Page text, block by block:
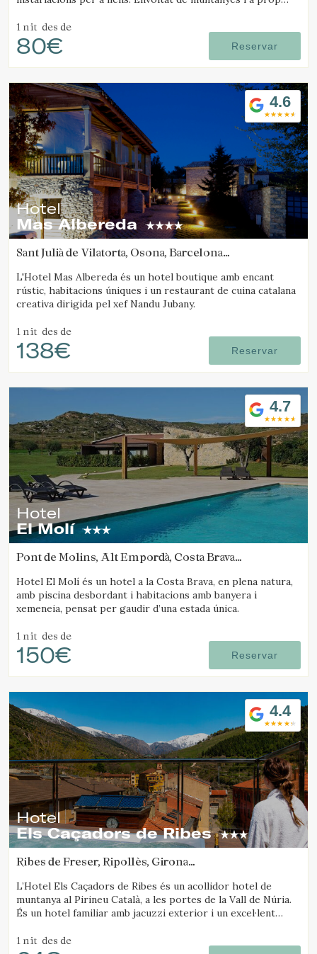
1 nit des de
80€ Reservar
4.6
Hotel
Mas Albereda
Sant Julià de Vilatorta, Osona, Barcelona
L'Hotel Mas Albereda és un hotel boutique amb encant
rústic, habitacions úniques i un restaurant de cuina catalana
creativa dirigida pel xef Nandu Jubany.
1 nit des de
138€ Reservar
4.7
Hotel
El Molí
Pont de Molins, Alt Empordà, Costa Brava
Hotel El Molí és un hotel a la Costa Brava, en plena natura,
amb piscina desbordant i habitacions amb banyera i
xemeneia, pensat per gaudir d’una estada única.
1 nit des de
150€ Reservar
4.4
Hotel
Els Caçadors de Ribes
Ribes de Freser, Ripollès, Girona
L’Hotel Els Caçadors de Ribes és un acollidor hotel de
muntanya al Pirineu Català, a les portes de la Vall de Núria.
És un hotel familiar amb jacuzzi exterior i un excel·lent
1 nit des de